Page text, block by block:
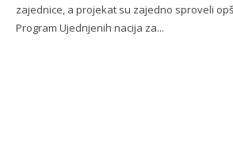
zajednice, a projekat su zajedno sproveli
Program Ujednjenih nacija za...